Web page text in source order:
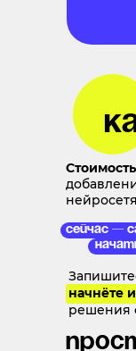
начнёте
решения
Сейчас —